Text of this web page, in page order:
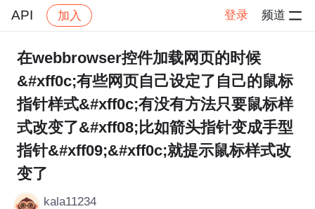
API 加入 登录 频道
社区 API 帖子详情
在webbrowser控件加载网页的时候
&#xff0c;有些网页自己设定了自己的鼠标
指针样式&#xff0c;有没有方法只要鼠标样
式改变了&#xff08;比如箭头指针变成手型
指针&#xff09;&#xff0c;就提示鼠标样式改
变了
kala11234